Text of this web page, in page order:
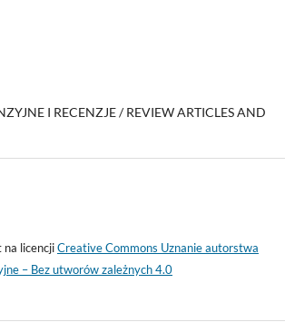
I RECENZJE / REVIEW ARTICLES AND
licencjiCreative Commons Uznanie autorstwa
– Bez utworów zależnych 4.0